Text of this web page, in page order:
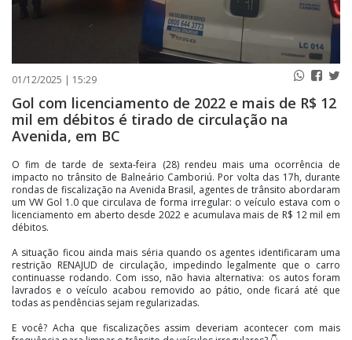
01/12/2025 | 15:29
Gol com licenciamento de 2022 e mais de R$ 12
mil em débitos é tirado de circulação na
Avenida, em BC
O fim de tarde de sexta-feira (28) rendeu mais uma ocorrência de
impacto no trânsito de Balneário Camboriú. Por volta das 17h, durante
rondas de fiscalização na Avenida Brasil, agentes de trânsito abordaram
um VW Gol 1.0 que circulava de forma irregular: o veículo estava com o
licenciamento em aberto desde 2022 e acumulava mais de R$ 12 mil em
débitos.
A situação ficou ainda mais séria quando os agentes identificaram uma
restrição RENAJUD de circulação, impedindo legalmente que o carro
continuasse rodando. Com isso, não havia alternativa: os autos foram
lavrados e o veículo acabou removido ao pátio, onde ficará até que
todas as pendências sejam regularizadas.
E você? Acha que fiscalizações assim deveriam acontecer com mais